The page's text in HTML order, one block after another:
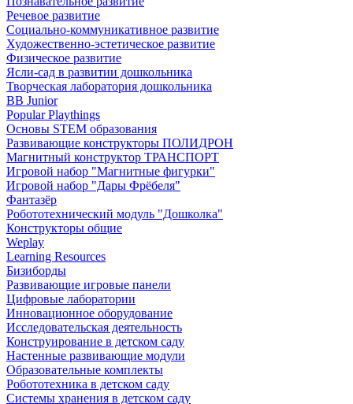
Речевое развитие
Социально-коммуникативное развитие
Художественно-эстетическое развитие
Физическое развитие
Ясли-сад в развитии дошкольника
Творческая лаборатория дошкольника
BB Junior
Popular Playthings
Основы STEM образования
Развивающие конструкторы ПОЛИДРОН
Магнитный конструктор ТРАНСПОРТ
Игровой набор "Магнитные фигурки"
Игровой набор "Дары Фрёбеля"
Фантазёр
Робототехнический модуль "Дошколка"
Конструкторы общие
Weplay
Learning Resources
Бизиборды
Развивающие игровые панели
Цифровые лаборатории
Инновационное оборудование
Исследовательская деятельность
Конструирование в детском саду
Настенные развивающие модули
Образовательные комплекты
Робототехника в детском саду
Системы хранения в детском саду